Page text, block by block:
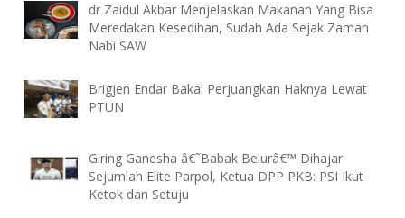
dr Zaidul Akbar Menjelaskan Makanan Yang Bisa
Meredakan Kesedihan, Sudah Ada Sejak Zaman
Nabi SAW
Brigjen Endar Bakal Perjuangkan Haknya Lewat
PTUN
Giring Ganesha â€˜Babak Belurâ€™ Dihajar
Sejumlah Elite Parpol, Ketua DPP PKB: PSI Ikut
Ketok dan Setuju